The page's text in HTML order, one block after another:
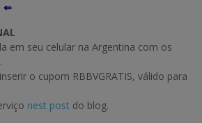
⇐
em seu celular na Argentina com os
.
o cupom RBBVGRATIS, válido para
nest post do blog.